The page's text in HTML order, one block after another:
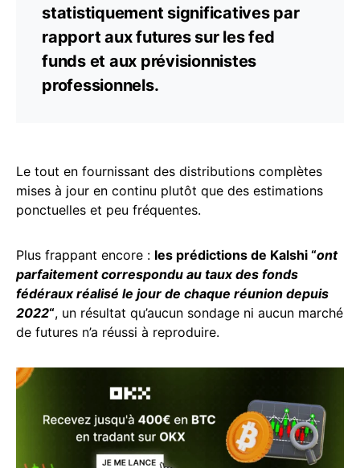
statistiquement significatives par
rapport aux futures sur les fed
funds et aux prévisionnistes
professionnels.
Le tout en fournissant des distributions complètes
mises à jour en continu plutôt que des estimations
ponctuelles et peu fréquentes.
Plus frappant encore : les prédictions de Kalshi “ont
parfaitement correspondu au taux des fonds
fédéraux réalisé le jour de chaque réunion depuis
2022“, un résultat qu’aucun sondage ni aucun marché
de futures n’a réussi à reproduire.